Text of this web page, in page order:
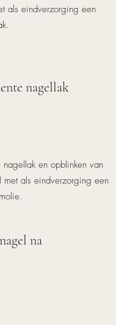
als eindverzorging een
nagellak
en opblinken van
met als eindverzorging een
na